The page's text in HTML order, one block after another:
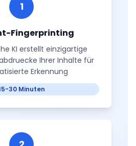
1
Fingerprinting
KI erstellt einzigartige
Ihrer Inhalte für
Erkennung
30 Minuten